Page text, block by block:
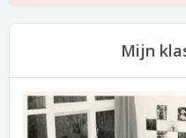
Mijn